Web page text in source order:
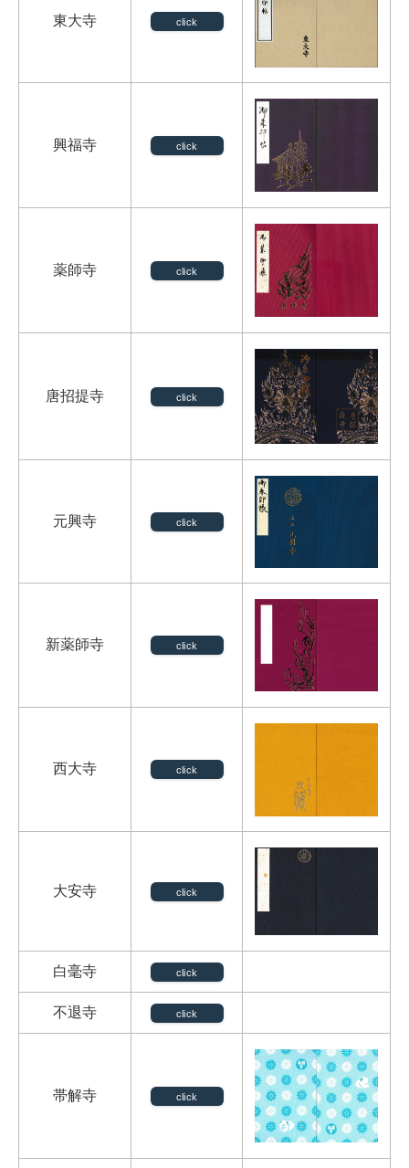
東大寺 click
興福寺 click
薬師寺 click
唐招提寺 click
元興寺 click
新薬師寺 click
西大寺 click
大安寺 click
白毫寺 click
不退寺 click
帯解寺 click